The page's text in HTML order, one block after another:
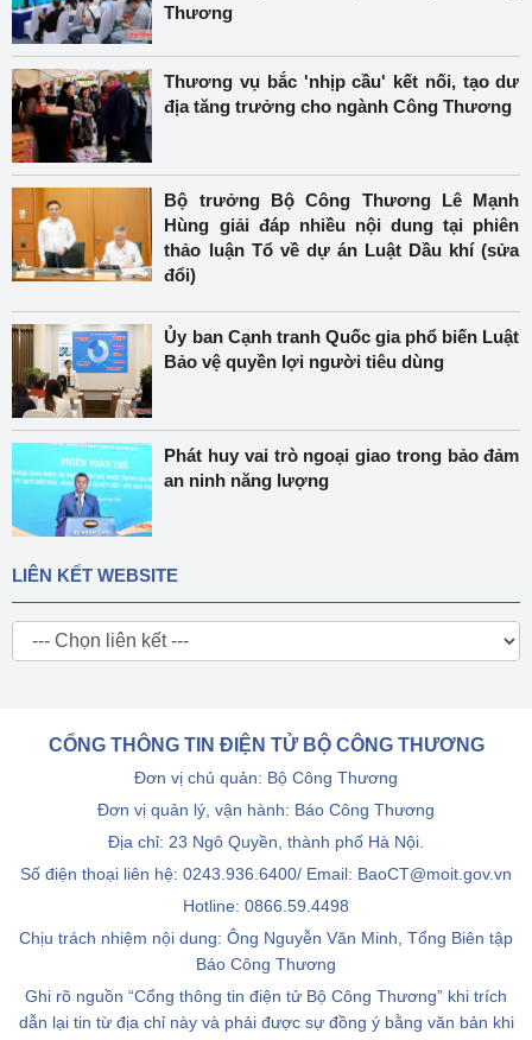
Thương
Thương vụ bắc 'nhịp cầu' kết nối, tạo dư
địa tăng trưởng cho ngành Công Thương
Bộ trưởng Bộ Công Thương Lê Mạnh
Hùng giải đáp nhiều nội dung tại phiên
thảo luận Tổ về dự án Luật Dầu khí (sửa
đổi)
Ủy ban Cạnh tranh Quốc gia phổ biến Luật
Bảo vệ quyền lợi người tiêu dùng
Phát huy vai trò ngoại giao trong bảo đảm
an ninh năng lượng
LIÊN KẾT WEBSITE
CỔNG THÔNG TIN ĐIỆN TỬ BỘ CÔNG THƯƠNG
Đơn vị chủ quản: Bộ Công Thương
Đơn vị quản lý, vận hành: Báo Công Thương
Địa chỉ: 23 Ngô Quyền, thành phố Hà Nội.
Số điện thoại liên hệ: 0243.936.6400/ Email: BaoCT@moit.gov.vn
Hotline: 0866.59.4498
Chịu trách nhiệm nội dung: Ông Nguyễn Văn Minh, Tổng Biên tập
Báo Công Thương
Ghi rõ nguồn “Cổng thông tin điện tử Bộ Công Thương” khi trích
dẫn lại tin từ địa chỉ này và phải được sự đồng ý bằng văn bản khi